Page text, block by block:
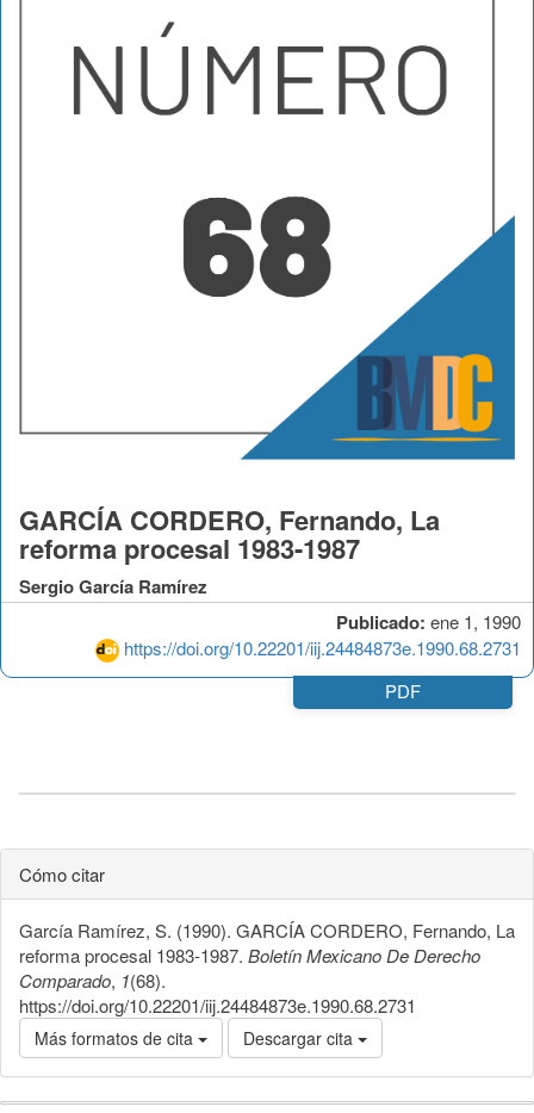
Publicado: ene 1, 1990
https://doi.org/10.22201/iij.24484873e.1990.68.2731
GARCÍA CORDERO, Fernando, La
reforma procesal 1983-1987
Sergio García Ramírez
PDF
Cómo citar
García Ramírez, S. (1990). GARCÍA CORDERO, Fernando, La
reforma procesal 1983-1987. Boletín Mexicano De Derecho
Comparado, 1(68).
https://doi.org/10.22201/iij.24484873e.1990.68.2731
Más formatos de cita Descargar cita